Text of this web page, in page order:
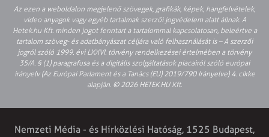
Az ezen a weboldalon megjelenő szövegek, grafikák, képek, hangfelvételek,
video anyagok vagy egyéb tartalmak szerzői jogvédelem alatt állnak. A
Hetek.hu Kft. minden jogot fenntart a tartalommal kapcsolatosan, beleértve a
tartalom szöveg- és adatbányászat céljára való felhasználását is – A szerzői
jogról szóló 1999. évi LXXVI. törvény rendelkezései értelmében a törvény
35/A. § (1) paragrafusa és a digitális szolgáltatások piacairól szóló európai
irányelv (Az Európai Parlament és a Tanács (EU) 2019/790 Irányelve) 4. cikke
alapján. © 2026 HETEK.HU Kft.
Nemzeti Média - és Hírközlési Hatóság, 1525 Budapest,